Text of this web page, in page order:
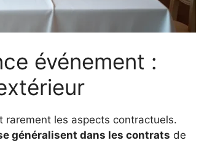
événement :
rarement les aspects contractuels.
généralisent dans les contrats de